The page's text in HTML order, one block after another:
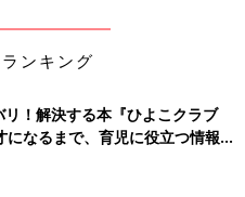
ンキング
！解決する本『ひよこクラブ
なるまで、育児に役立つ情報が